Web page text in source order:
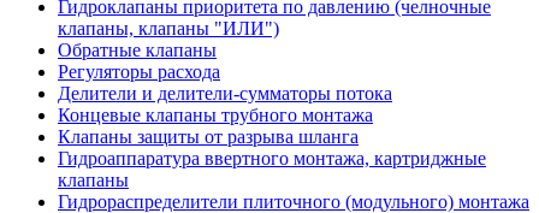
Гидроклапаны приоритета по давлению (челночные
клапаны, клапаны "ИЛИ")
Обратные клапаны
Регуляторы расхода
Делители и делители-сумматоры потока
Концевые клапаны трубного монтажа
Клапаны защиты от разрыва шланга
Гидроаппаратура ввертного монтажа, картриджные
клапаны
Гидрораспределители плиточного (модульного) монтажa